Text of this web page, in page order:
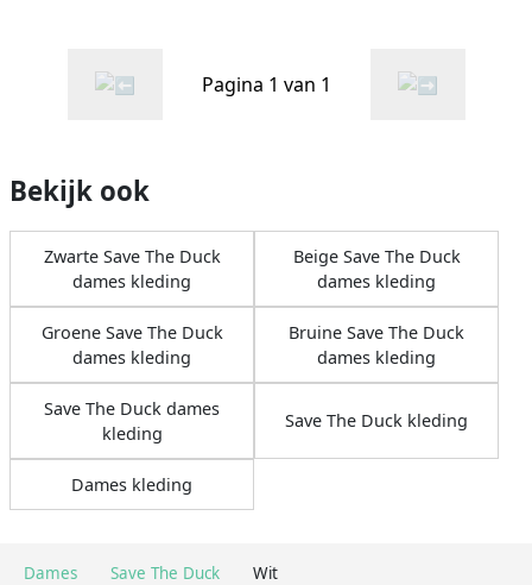
Dames Save The Duck Wit
Pagina 1 van 1
Bekijk ook
Zwarte Save The Duck
dames kleding
Beige Save The Duck
dames kleding
Groene Save The Duck
dames kleding
Bruine Save The Duck
dames kleding
Save The Duck dames
kleding
Save The Duck kleding
Dames kleding